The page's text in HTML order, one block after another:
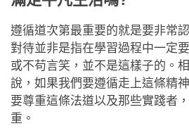
遵循道次第最重要的就是要非常
對待並非是指在學習過程中一定
或不苟言笑，並不是這樣子的。
說，如果我們要遵循走上這條精
要尊重這條法道以及那些實踐者
重。